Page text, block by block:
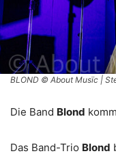
BLOND © About Musïc |
Die Band Blond
Das Band-Trio Blond